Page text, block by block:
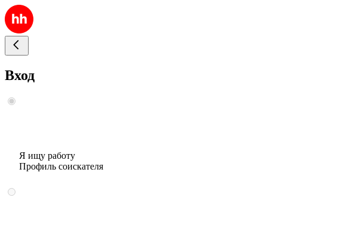
Вход
Я ищу работу
Профиль соискателя